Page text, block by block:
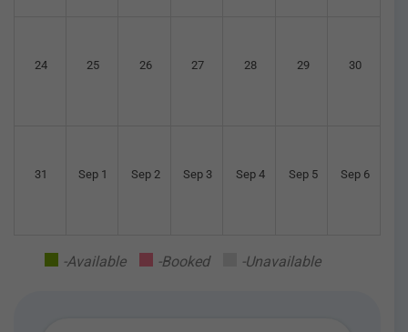
24 25 26 27 28 29 30
31 Sep 1 Sep 2 Sep 3 Sep 4 Sep 5 Sep 6
-Available -Booked -Unavailable